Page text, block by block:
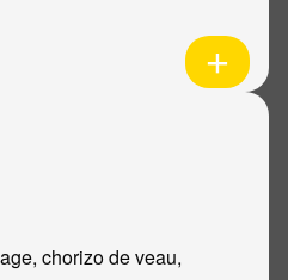
chorizo de veau,